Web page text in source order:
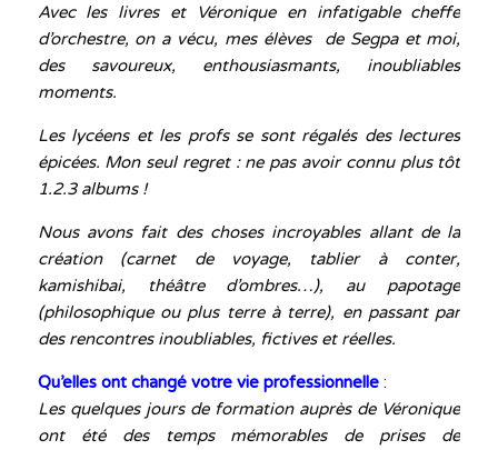
Avec les livres et Véronique en infatigable cheffe
d’orchestre, on a vécu, mes élèves de Segpa et moi,
des savoureux, enthousiasmants, inoubliables
moments.
Les lycéens et les profs se sont régalés des lectures
épicées. Mon seul regret : ne pas avoir connu plus tôt
1.2.3 albums !
Nous avons fait des choses incroyables allant de la
création (carnet de voyage, tablier à conter,
kamishibai, théâtre d’ombres…), au papotage
(philosophique ou plus terre à terre), en passant par
des rencontres inoubliables, fictives et réelles.
Qu’elles ont changé votre vie professionnelle :
Les quelques jours de formation auprès de Véronique
ont été des temps mémorables de prises de